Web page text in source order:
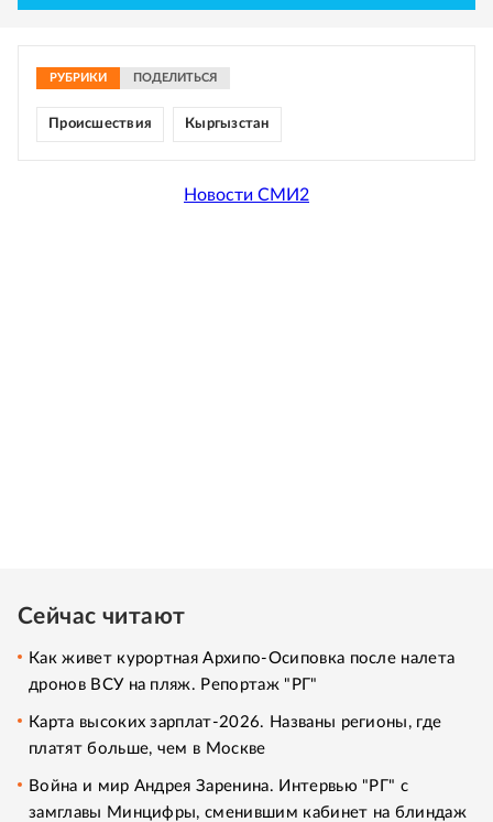
РУБРИКИ ПОДЕЛИТЬСЯ
Происшествия Кыргызстан
Новости СМИ2
Сейчас читают
Как живет курортная Архипо-Осиповка после налета
дронов ВСУ на пляж. Репортаж "РГ"
Карта высоких зарплат-2026. Названы регионы, где
платят больше, чем в Москве
Война и мир Андрея Заренина. Интервью "РГ" с
замглавы Минцифры, сменившим кабинет на блиндаж